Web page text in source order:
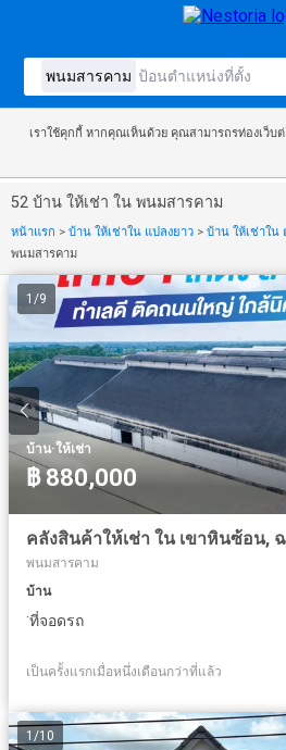
เราใช้คุกกี้ หากคุณเห็นด้วย คุณสามารถรท่องเว็บ
52 บ้าน ให้เช่า ใน พนมสารคาม
หน้าแรก > บ้าน ให้เช่าใน แปลงยาว > บ้าน ให้เช่าใน
พนมสารคาม
1 /9
บ้าน·ให้เช่า
฿ 880,000
คลังสินค้าให้เช่า ใน เขาหินซ้อน, ฉ
พนมสารคาม
บ้าน
·ที่จอดรถ
เป็นครั้งแรกเมื่อหนึ่งเดือนกว่าที่แล้ว
1 /10